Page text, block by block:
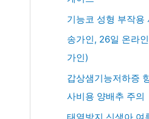
기능코 성형 부작용
송가인, 26일 온라
가인)
갑상샘기능저하증
사비용 양배추 주의